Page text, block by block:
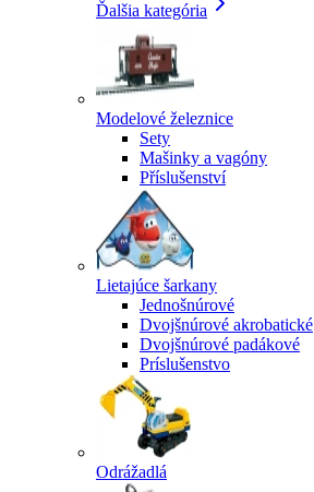
Ďalšia kategória
Modelové železnice
Sety
Mašinky a vagóny
Příslušenství
Lietajúce šarkany
Jednošnúrové
Dvojšnúrové akrobatické
Dvojšnúrové padákové
Príslušenstvo
Odrážadlá